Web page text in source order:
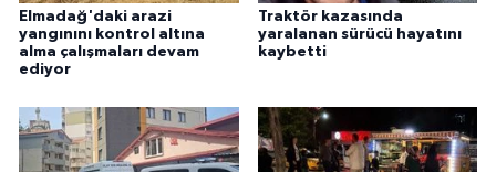
Elmadağ'daki arazi
yangınını kontrol altına
alma çalışmaları devam
ediyor
Traktör kazasında
yaralanan sürücü hayatını
kaybetti